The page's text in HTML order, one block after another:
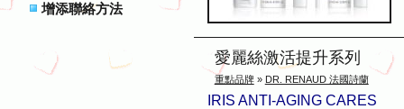
增添聯絡方法
愛麗絲激活提升系列
重點品牌» DR. RENAUD 法國詩蘭
IRIS ANTI-AGING CARES